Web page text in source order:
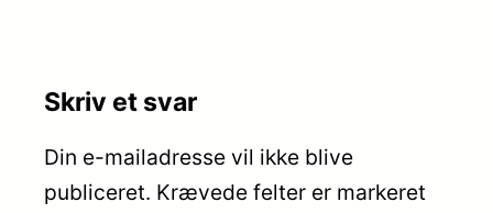
Skriv et svar
Din e-mailadresse vil ikke blive
publiceret. Krævede felter er markeret